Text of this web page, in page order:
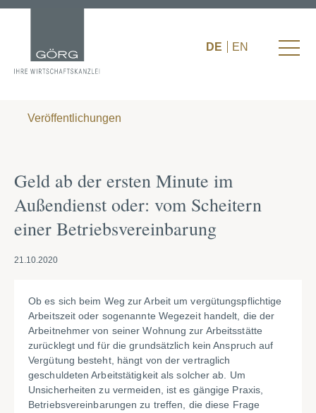
DE EN
Veröffentlichungen
Geld ab der ersten Minute im
Außendienst oder: vom Scheitern
einer Betriebsvereinbarung
21.10.2020
Ob es sich beim Weg zur Arbeit um vergütungspflichtige
Arbeitszeit oder sogenannte Wegezeit handelt, die der
Arbeitnehmer von seiner Wohnung zur Arbeitsstätte
zurücklegt und für die grundsätzlich kein Anspruch auf
Vergütung besteht, hängt von der vertraglich
geschuldeten Arbeitstätigkeit als solcher ab. Um
Unsicherheiten zu vermeiden, ist es gängige Praxis,
Betriebsvereinbarungen zu treffen, die diese Frage